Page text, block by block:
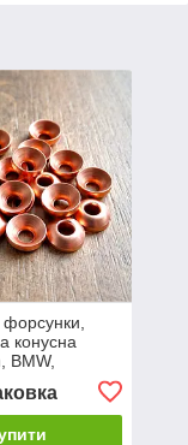
конусна
BMW,
3х9-1.5 мм